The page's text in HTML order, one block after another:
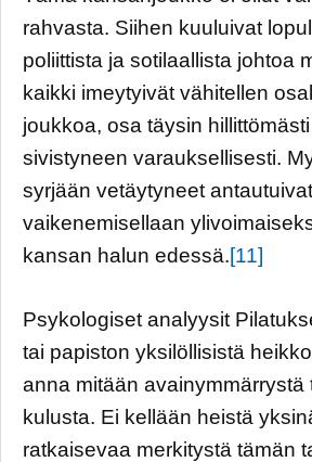
rahvasta. Siihen kuuluivat
poliittista ja sotilaallista johtoa
kaikki imeytyivät vähitellen
joukkoa, osa täysin
sivistyneen varauksellisesti.
syrjään vetäytyneet antautuivat
vaikenemisellaan
kansan halun edessä.[11]
Psykologiset analyysit
tai papiston yksilöllisistä
anna mitään avainymmärrystä
kulusta. Ei kellään heistä
ratkaisevaa merkitystä tämän